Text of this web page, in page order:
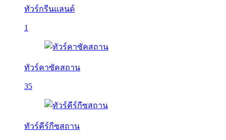
ทัวร์กรีนแลนด์
1
ทัวร์คาซัคสถาน
35
ทัวร์คีร์กีซสถาน